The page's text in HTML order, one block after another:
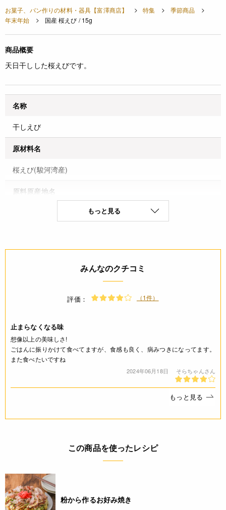
お菓子、パン作りの材料・器具【富澤商店】 特集
季節商品
年末年始
国産 桜えび / 15g
商品概要
天日干しした桜えびです。
名称
干しえび
原材料名
桜えび(駿河湾産)
原料原産地名
アレルギー
えび(特定原材料8品目)
* 本品加工所では、小麦・乳成分・卵・そば・落花生・かに・
(100g当たり) エネルギー 310kcal たんぱく質 64.4g 脂質 4.7g
炭水化物 2.4g 食塩相当量 3.0g *この表示値は、目安です。
注意事項
* 脱酸素剤を取り除いてからご使用下さい。
もっと見る
みんなのクチコミ
評価： （1件）
止まらなくなる味
想像以上の美味しさ!
ごはんに振りかけて食べてますが、食感も良く、病みつきになってます。
また食べたいですね
2024年06月18日 そらちゃんさん
もっと見る
この商品を使ったレシピ
粉から作るお好み焼き